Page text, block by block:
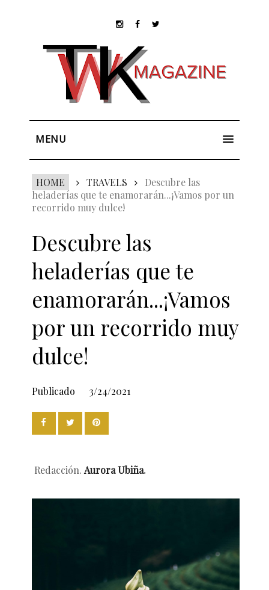
MENU
HOME TRAVELS
Descubre las
heladerías que te enamorarán...¡Vamos por un
recorrido muy dulce!
Descubre las
heladerías que te
enamorarán...¡Vamos
por un recorrido muy
dulce!
Publicado 3/24/2021
Redacción. Aurora Ubiña.